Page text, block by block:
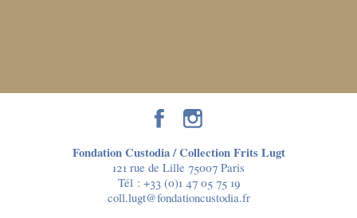
Fondation Custodia / Collection Frits Lugt
121 rue de Lille 75007 Paris
Tél : +33 (0)1 47 05 75 19
coll.lugt@fondationcustodia.fr